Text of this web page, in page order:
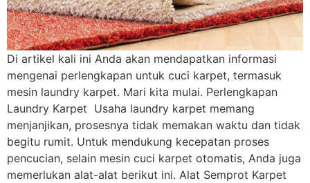
Di artikel kali ini Anda akan mendapatkan informasi
mengenai perlengkapan untuk cuci karpet, termasuk
mesin laundry karpet. Mari kita mulai. Perlengkapan
Laundry Karpet Usaha laundry karpet memang
menjanjikan, prosesnya tidak memakan waktu dan tidak
begitu rumit. Untuk mendukung kecepatan proses
pencucian, selain mesin cuci karpet otomatis, Anda juga
memerlukan alat-alat berikut ini. Alat Semprot Karpet